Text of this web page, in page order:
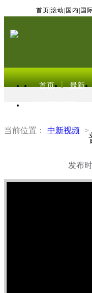
首页 滚动 国内 国
首页 最新
当前位置： 中新视频 >
发布